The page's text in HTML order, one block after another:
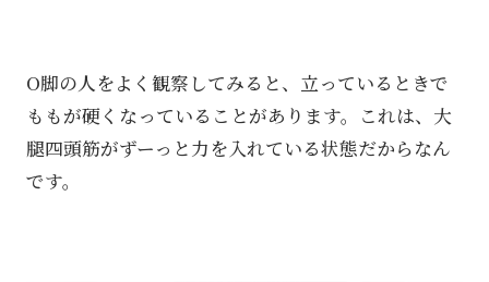
O脚の人をよく観察してみると、立っているときで
ももが硬くなっていることがあります。これは、大
腿四頭筋がずーっと力を入れている状態だからなん
です。